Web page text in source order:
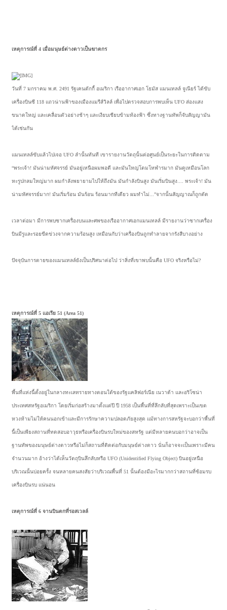
เหตุการณ์ที่ 4 เมื่อมนุษย์ต่างดาวเป็นฆาตกร
วันที่ 7 มกราคม พ.ศ. 2491 รัฐเคนตักกี้ อเมริกา เรืออากาศเอก โธมัส แมนเทลล์ จูเนียร์ ได้ขับ
เครื่องบินซี 118 แถวน่านฟ้าของเมืองแมรีส์วิลล์ เพื่อไปตรวจสอบการพบเห็น UFO ส่องแสง
ขนาดใหญ่ และเคลื่อนตัวอย่างช้าๆ และเงียบเชียบข้ามท้องฟ้า ซึ่งทางฐานทัพก็จับสัญญามัน
ได้เช่นกัน
แมนเทลล์ขับแล้วไปเจอ UFO ลำนั้นทันที เขารายงานวัตถุนั้นต่อศูนย์เป็นระยะในการติดตาม
“พระเจ้า! มันน่ามหัศจรรย์ มันอยู่เหนือผมพอดี และมันใหญ่โตมโหฬารมาก มันดูเหมือนโลก
หะรูปกลมใหญ่มาก ผมกำลังพยายามไปให้ถึงมัน มันกำลังบินสูง มันเริ่มบินสูง.... พระเจ้า! มัน
น่ามหัศจรรย์มาก! มันเริ่มร้อน มันร้อน ร้อนมากทีเดียว ผมทำไม่...”จากนั้นสัญญาณก็ถูกตัด
เวลาต่อมา มีการพบซากเครื่องบนและศพของเรืออากาศเอกแมนเทลล์ มีรายงานว่าซากเครื่อง
บินมีรูและรอยขีดข่วงจากความร้อนสูง เหมือนกับว่าเครื่องบินถูกทำลายจากรังสีบางอย่าง
ปัจจุบันการตายของแมนเทลล์ยังเป็นปริศนาต่อไป ว่าสิ่งที่เขาพบนั้นคือ UFO จริงหรือไม่?
เหตุการณ์ที่ 5 แอเรีย 51 (Area 51)
พื้นที่แห่งนี้ตั้งอยู่ในกลางทะเลทรายทางตอนใต้ของรัฐแคลิฟอร์เนีย เนวาด้า และอริโซน่า
ประเทศสหรัฐอเมริกา โดยเริ่มก่อสร้างมาตั้งแต่ปี ปี 1958 เป็นพื้นที่ที่ลึกลับที่สุดเพราะเป็นเขต
หวงห้ามไม่ให้คนนอกเข้าและมีการรักษาความปลอดภัยสูงสุด แม้ทางการสหรัฐจะบอกว่าพื้นที่
นี้เป็นเพียงสถานที่ทดสอบอาวุธหรือเครื่องบินรบใหม่ของสหรัฐ แต่มีหลายคนบอกว่าอาจเป็น
ฐานทัพของมนุษย์ต่างดาวหรือไม่ก็สถานที่ติดต่อกับมนุษย์ต่างดาว นั่นก็อาจจะเป็นเพราะมีคน
จำนวนมาก อ้างว่าได้เห็นวัตถุบินลึกลับหรือ UFO (Unidentified Flying Object) บินอยู่เหนือ
บริเวณนั้นบ่อยครั้ง จนหลายคนสงสัยว่าบริเวณพื้นที่ 51 นั้นต้องมีอะไรมากกว่าสถานที่ซ้อมรบ
เครื่องบินรบ แน่นอน
เหตุการณ์ที่ 6 จานบินตกที่รอสเวลล์